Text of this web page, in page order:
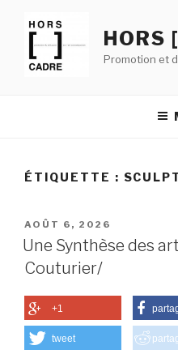
contenu
principal
HORS
Promotion et
ÉTIQUETTE :
PUBLIÉ
LE
AOÛT 6, 2026
Une Synthèse des
Couturier/
+1
tweet